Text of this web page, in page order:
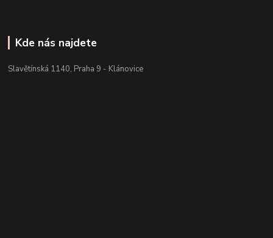
Kde nás najdete
Slavětínská 1140, Praha 9 - Klánovice